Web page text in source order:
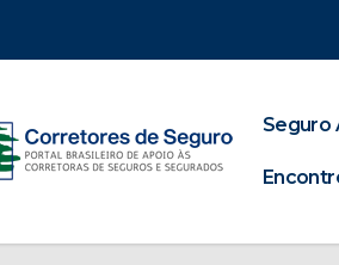
Seguro